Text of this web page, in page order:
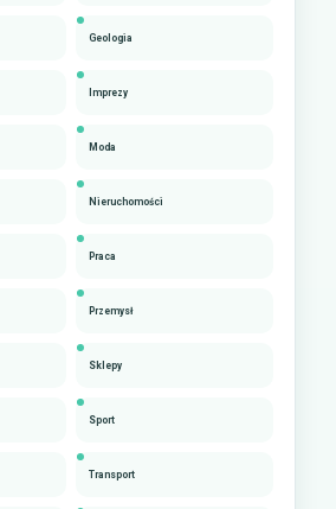
Geologia
Imprezy
Moda
Nieruchomości
Praca
Przemysł
Sklepy
Sport
Transport